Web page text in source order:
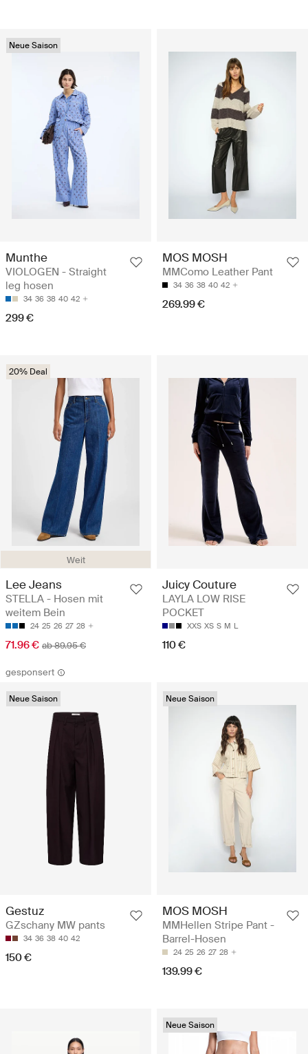
Neue Saison
Munthe
VIOLOGEN - Straight
leg hosen
34 36 38 40 42
299 €
MOS MOSH
MMComo Leather Pant
34 36 38 40 42
269.99 €
Weit
20% Deal
Lee Jeans
STELLA - Hosen mit
weitem Bein
24 25 26 27 28
71.96 € ab 89.95 €
Juicy Couture
LAYLA LOW RISE
POCKET
XXS XS S M L
110 €
gesponsert
Neue Saison
Gestuz
GZschany MW pants
34 36 38 40 42
150 €
Neue Saison
MOS MOSH
MMHellen Stripe Pant -
Barrel-Hosen
24 25 26 27 28
139.99 €
Neue Saison